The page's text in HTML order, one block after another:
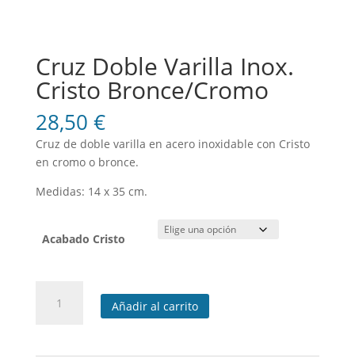
Cruz Doble Varilla Inox.
Cristo Bronce/Cromo
28,50 €
Cruz de doble varilla en acero inoxidable con Cristo
en cromo o bronce.
Medidas: 14 x 35 cm.
Acabado Cristo
Doble
Añadir al carrito